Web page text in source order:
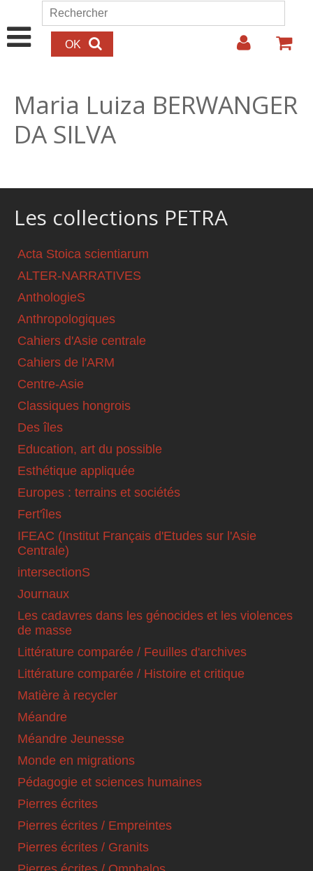
Aller au contenu principal
Formulaire de recherche
Rechercher
Maria Luiza BERWANGER
DA SILVA
Les collections PETRA
Acta Stoica scientiarum
ALTER-NARRATIVES
AnthologieS
Anthropologiques
Cahiers d'Asie centrale
Cahiers de l'ARM
Centre-Asie
Classiques hongrois
Des îles
Education, art du possible
Esthétique appliquée
Europes : terrains et sociétés
Fert'îles
IFEAC (Institut Français d'Etudes sur l'Asie
Centrale)
intersectionS
Journaux
Les cadavres dans les génocides et les violences
de masse
Littérature comparée / Feuilles d'archives
Littérature comparée / Histoire et critique
Matière à recycler
Méandre
Méandre Jeunesse
Monde en migrations
Pédagogie et sciences humaines
Pierres écrites
Pierres écrites / Empreintes
Pierres écrites / Granits